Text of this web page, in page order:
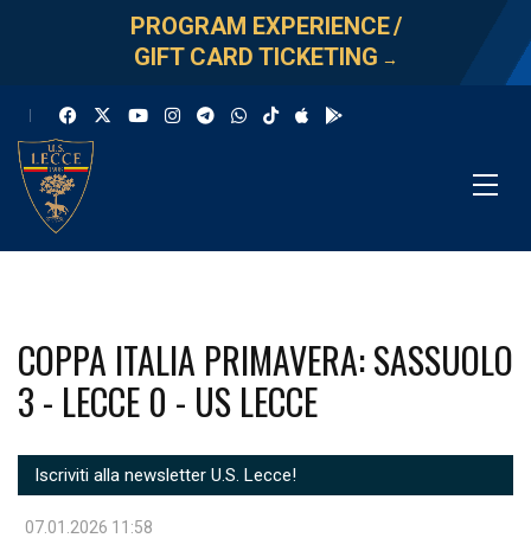
PROGRAM EXPERIENCE/
GIFT CARD TICKETING →
COPPA ITALIA PRIMAVERA: SASSUOLO
3 - LECCE 0 - US LECCE
Iscriviti alla newsletter U.S. Lecce!
07.01.2026 11:58